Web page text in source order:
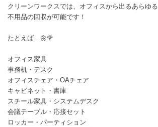
クリーンワークスでは、オフィスから出るあらゆる
不用品の回収が可能です！
たとえば…🌼🌹
オフィス家具
事務机・デスク
オフィスチェア・OAチェア
キャビネット・書庫
スチール家具・システムデスク
会議テーブル・応接セット
ロッカー・パーティション